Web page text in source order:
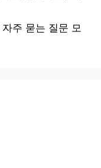
주 묻는 질문 모